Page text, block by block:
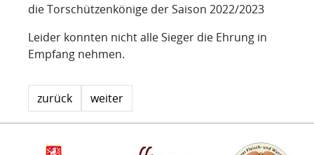
die Torschützenkönige der Saison 2022/2023
Leider konnten nicht alle Sieger die Ehrung in
Empfang nehmen.
zurück weiter